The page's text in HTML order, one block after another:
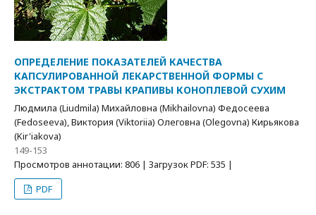
ОПРЕДЕЛЕНИЕ ПОКАЗАТЕЛЕЙ КАЧЕСТВА
КАПСУЛИРОВАННОЙ ЛЕКАРСТВЕННОЙ ФОРМЫ С
ЭКСТРАКТОМ ТРАВЫ КРАПИВЫ КОНОПЛЕВОЙ СУХИМ
Людмила (Liudmila) Михайловна (Mikhailovna) Федосеева
(Fedoseeva), Виктория (Viktoriia) Олеговна (Olegovna) Кирьякова
(Kir'iakova)
149-153
Просмотров аннотации: 806 | Загрузок PDF: 535 |
PDF